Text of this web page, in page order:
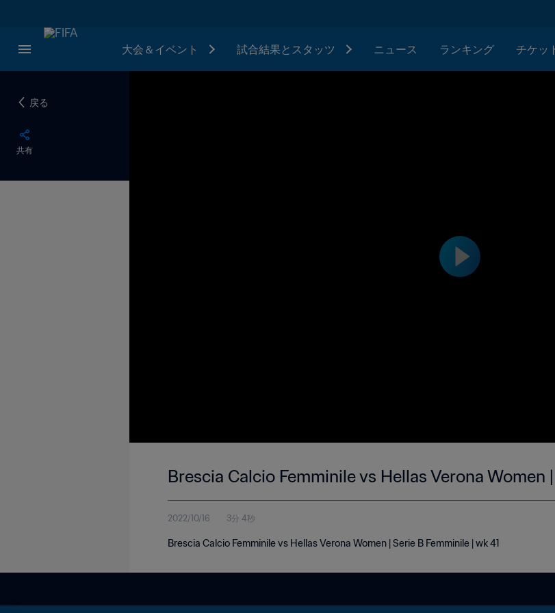
大会＆イベント 試合結果とスタッツ ニュース ランキング チケッ
戻る
共有
Brescia Calcio Femminile vs Hellas Verona Women
2022/10/16 3分 4秒
Brescia Calcio Femminile vs Hellas Verona Women | Serie B Femminile | wk 41